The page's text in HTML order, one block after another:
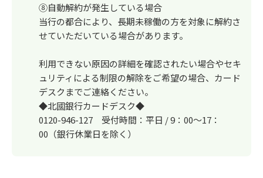
⑧自動解約が発生している場合
当行の都合により、長期未稼働の方を対象に解約さ
せていただいている場合があります。
利用できない原因の詳細を確認されたい場合やセキ
ュリティによる制限の解除をご希望の場合、カード
デスクまでご連絡ください。
◆北國銀行カードデスク◆
0120-946-127 受付時間：平日 / 9：00～17：
00（銀行休業日を除く）